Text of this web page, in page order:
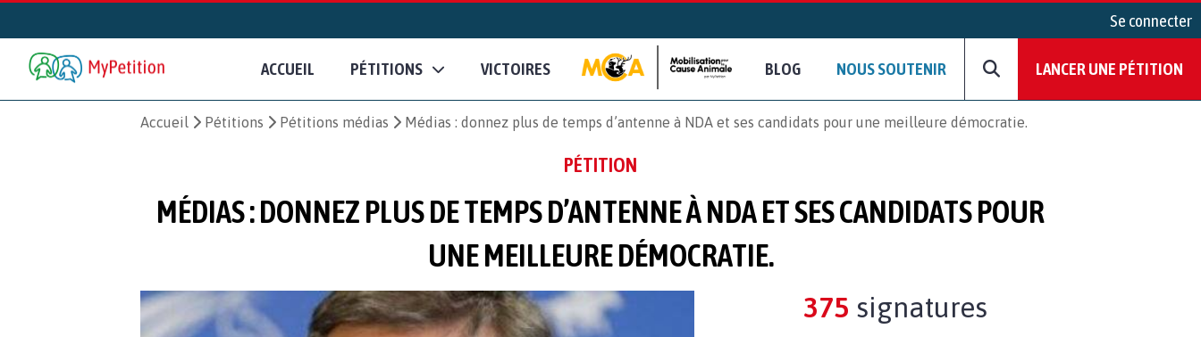
Se connecter
ACCUEIL PÉTITIONS VICTOIRES BLOG NOUS SOUTENIR LANCER UNE PÉTITION
Accueil Pétitions Pétitions médias Médias : donnez plus de temps d’antenne à NDA et ses candidats pour une meilleure démocratie.
PÉTITION
MÉDIAS : DONNEZ PLUS DE TEMPS D’ANTENNE À NDA ET SES CANDIDATS POUR
UNE MEILLEURE DÉMOCRATIE.
375 signatures